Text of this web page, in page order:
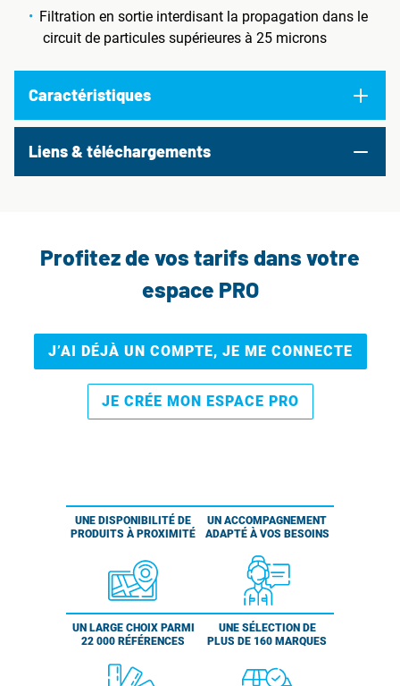
Filtration en sortie interdisant la propagation dans le
circuit de particules supérieures à 25 microns
Caractéristiques
Liens & téléchargements
Profitez de vos tarifs dans votre
espace PRO
J’AI DÉJÀ UN COMPTE, JE ME CONNECTE
JE CRÉE MON ESPACE PRO
UNE DISPONIBILITÉ DE
PRODUITS À PROXIMITÉ
UN ACCOMPAGNEMENT
ADAPTÉ À VOS BESOINS
UN LARGE CHOIX PARMI
22 000 RÉFÉRENCES
UNE SÉLECTION DE
PLUS DE 160 MARQUES